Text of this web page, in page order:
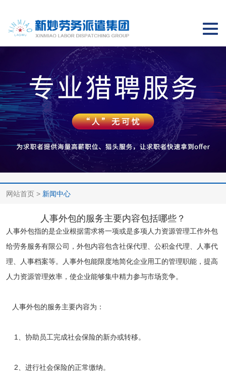
切
网站首页 > 新闻中心
人事外包的服务主要内容包括哪些？
人事外包指的是企业根据需求将一项或是多项人力资源管理工作外包
给劳务服务有限公司，外包内容包含社保代理、公积金代理、人事代
理、人事档案等。人事外包能限度地简化企业用工的管理职能，提高
人力资源管理效率，使企业能够集中精力参与市场竞争。
人事外包的服务主要内容为：
1、协助员工完成社会保险的新办或转移。
2、进行社会保险的正常缴纳。